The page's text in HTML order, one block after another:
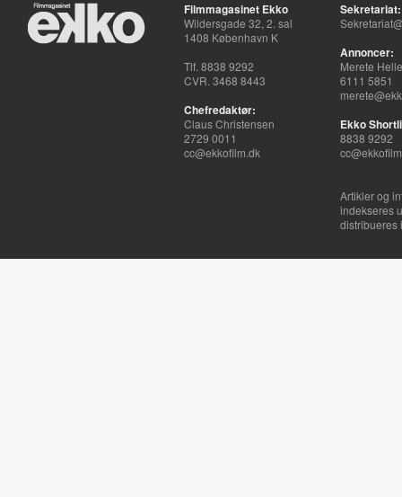
Filmmagasinet Ekko
Wildersgade 32, 2. sal
1408 København K
Tlf. 8838 9292
CVR. 3468 8443
Chefredaktør:
Claus Christensen
2729 0011
cc@ekkofilm.dk
Sekretariat:
Annoncer:
Merete
6111 5851
Ekko
8838 9292
Artikler og
indekseres
distribueres